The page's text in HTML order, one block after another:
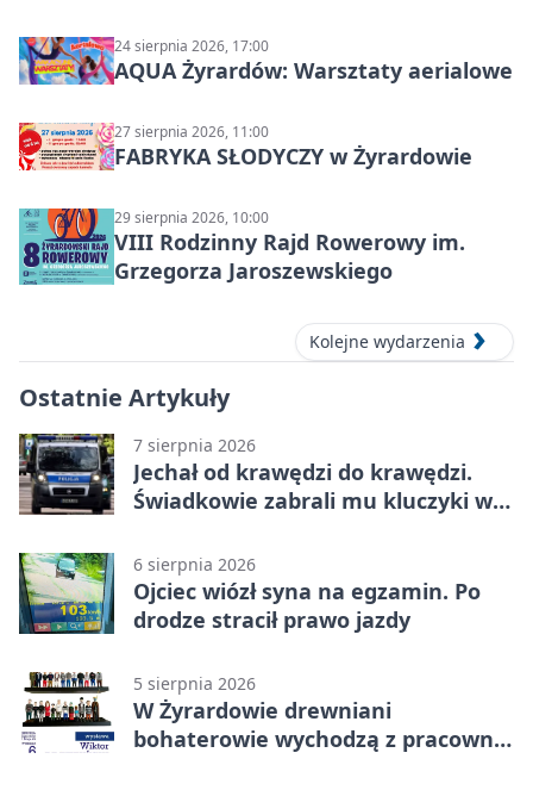
24 sierpnia 2026, 17:00
AQUA Żyrardów: Warsztaty aerialowe
27 sierpnia 2026, 11:00
FABRYKA SŁODYCZY w Żyrardowie
29 sierpnia 2026, 10:00
VIII Rodzinny Rajd Rowerowy im.
Grzegorza Jaroszewskiego
Kolejne wydarzenia
Ostatnie Artykuły
7 sierpnia 2026
Jechał od krawędzi do krawędzi.
Świadkowie zabrali mu kluczyki w
6 sierpnia 2026
Ojciec wiózł syna na egzamin. Po
drodze stracił prawo jazdy
5 sierpnia 2026
W Żyrardowie drewniani
bohaterowie wychodzą z pracowni